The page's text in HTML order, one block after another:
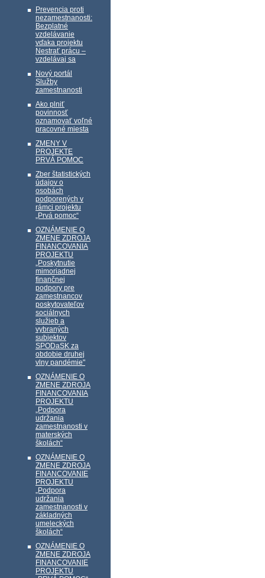
Prevencia proti
nezamestnanosti:
Bezplatné
vzdelávanie
vďaka projektu
Nestrať prácu –
vzdelávaj sa
Nový portál
Služby
zamestnanosti
Ako plniť
povinnosť
oznamovať voľné
pracovné miesta
ZMENY V
PROJEKTE
PRVÁ POMOC
Zber štatistických
údajov o
osobách
podporených v
rámci projektu
„Prvá pomoc“
OZNÁMENIE O
ZMENE ZDROJA
FINANCOVANIA
PROJEKTU
„Poskytnutie
mimoriadnej
finančnej
podpory pre
zamestnancov
poskytovateľov
sociálnych
služieb a
vybraných
subjektov
SPODaSK za
obdobie druhej
vlny pandémie"
OZNÁMENIE O
ZMENE ZDROJA
FINANCOVANIA
PROJEKTU
„Podpora
udržania
zamestnanosti v
materských
školách“
OZNÁMENIE O
ZMENE ZDROJA
FINANCOVANIE
PROJEKTU
„Podpora
udržania
zamestnanosti v
základných
umeleckých
školách“
OZNÁMENIE O
ZMENE ZDROJA
FINANCOVANIE
PROJEKTU